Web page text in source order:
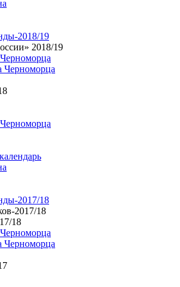
2018/19
2018/19
Черноморца
2017/18
2017/18
18
Черноморца